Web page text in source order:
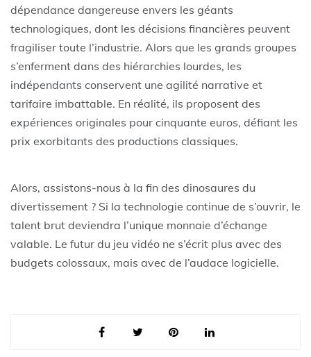
dépendance dangereuse envers les géants
technologiques, dont les décisions financières peuvent
fragiliser toute l’industrie. Alors que les grands groupes
s’enferment dans des hiérarchies lourdes, les
indépendants conservent une agilité narrative et
tarifaire imbattable. En réalité, ils proposent des
expériences originales pour cinquante euros, défiant les
prix exorbitants des productions classiques.
Alors, assistons-nous à la fin des dinosaures du
divertissement ? Si la technologie continue de s’ouvrir, le
talent brut deviendra l’unique monnaie d’échange
valable. Le futur du jeu vidéo ne s’écrit plus avec des
budgets colossaux, mais avec de l’audace logicielle.